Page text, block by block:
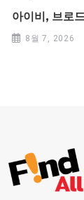
아이비, 브로
8월 7, 2026